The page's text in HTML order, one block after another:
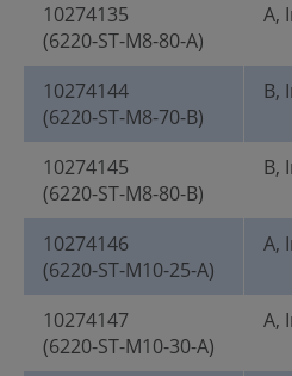
10274135
(6220-ST-M8-80-A)
A,
10274144
(6220-ST-M8-70-B)
B,
10274145
(6220-ST-M8-80-B)
B,
10274146
(6220-ST-M10-25-A)
A,
10274147
(6220-ST-M10-30-A)
A,